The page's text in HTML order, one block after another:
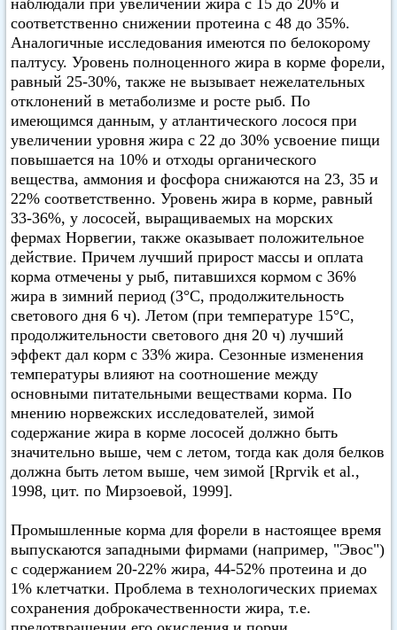
наблюдали при увеличении жира с 15 до 20% и
соответственно снижении протеина с 48 до 35%.
Аналогичные исследования имеются по белокорому
палтусу. Уровень полноценного жира в корме форели,
равный 25-30%, также не вызывает нежелательных
отклонений в метаболизме и росте рыб. По
имеющимся данным, у атлантического лосося при
увеличении уровня жира с 22 до 30% усвоение пищи
повышается на 10% и отходы органического
вещества, аммония и фосфора снижаются на 23, 35 и
22% соответственно. Уровень жира в корме, равный
33-36%, у лососей, выращиваемых на морских
фермах Норвегии, также оказывает положительное
действие. Причем лучший прирост массы и оплата
корма отмечены у рыб, питавшихся кормом с 36%
жира в зимний период (3°C, продолжительность
светового дня 6 ч). Летом (при температуре 15°C,
продолжительности светового дня 20 ч) лучший
эффект дал корм с 33% жира. Сезонные изменения
температуры влияют на соотношение между
основными питательными веществами корма. По
мнению норвежских исследователей, зимой
содержание жира в корме лососей должно быть
значительно выше, чем с летом, тогда как доля белков
должна быть летом выше, чем зимой [Rprvik et al.,
1998, цит. по Мирзоевой, 1999].
Промышленные корма для форели в настоящее время
выпускаются западными фирмами (например, "Эвос")
с содержанием 20-22% жира, 44-52% протеина и до
1% клетчатки. Проблема в технологических приемах
сохранения доброкачественности жира, т.е.